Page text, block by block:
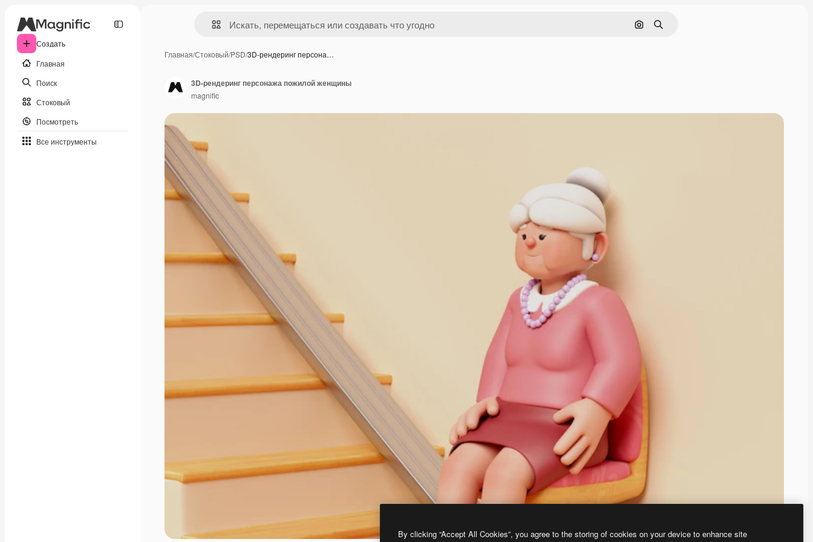
Создать
Главная
Поиск
Стоковый
Посмотреть
Все инструменты
Поиск по изображению
Поиск
Главная/Стоковый/PSD/3D-рендеринг персона…
3D-рендеринг персонажа пожилой женщины
magnific
By clicking “Accept All Cookies”, you agree to the storing of cookies on your device to enhance site